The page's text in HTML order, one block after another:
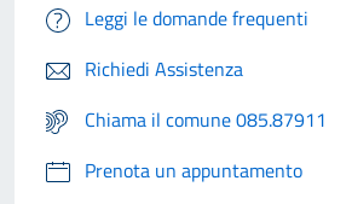
Leggi le domande frequenti
Richiedi Assistenza
Chiama il comune 085.87911
Prenota un appuntamento